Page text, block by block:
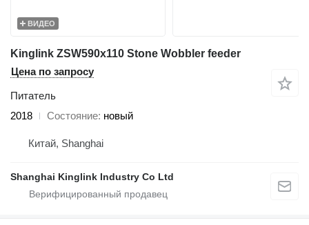
ВИДЕО
Kinglink ZSW590x110 Stone Wobbler feeder
Цена по запросу
Питатель
2018
Состояние новый
Китай, Shanghai
Shanghai Kinglink Industry Co Ltd